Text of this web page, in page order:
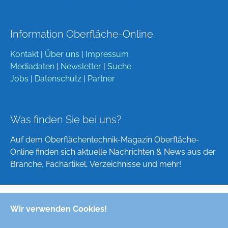
Wir verwenden Cookies!
Information Oberfläche-Online
Kontakt | Über uns | Impressum
Mediadaten | Newsletter | Suche
Jobs | Datenschutz | Partner
Was finden Sie bei uns?
Auf dem Oberflächentechnik-Magazin Oberfläche-
Online finden sich aktuelle Nachrichten & News aus der
Branche, Fachartikel, Verzeichnisse und mehr!
Deutsch